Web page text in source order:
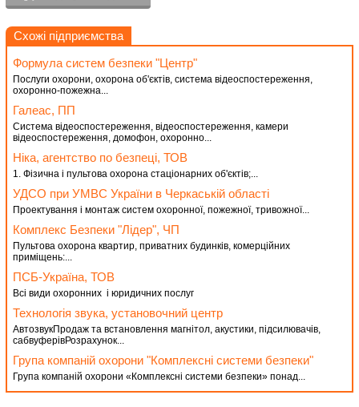
Схожі підприємства
Формула систем безпеки "Центр"
Послуги охорони, охорона об'єктів, система відеоспостереження,
охоронно-пожежна...
Галеас, ПП
Система відеоспостереження, відеоспостереження, камери
відеоспостереження, домофон, охоронно...
Ніка, агентство по безпеці, ТОВ
1. Фізична і пультова охорона стаціонарних об'єктів;...
УДСО при УМВС України в Черкаській області
Проектування і монтаж систем охоронної, пожежної, тривожної...
Комплекс Безпеки "Лідер", ЧП
Пультова охорона квартир, приватних будинків, комерційних
приміщень:...
ПСБ-Україна, ТОВ
Всі види охоронних і юридичних послуг
Технологія звука, установочний центр
АвтозвукПродаж та встановлення магнітол, акустики, підсилювачів,
сабвуферівРозрахунок...
Група компаній охорони "Комплексні системи безпеки"
Група компаній охорони «Комплексні системи безпеки» понад...